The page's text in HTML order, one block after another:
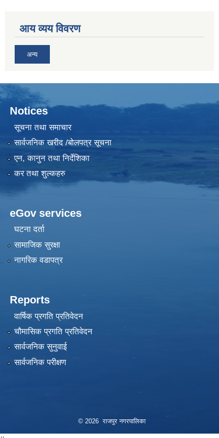
आय व्यय विवरण
अन्य
Notices
सूचना तथा समाचार
सार्वजनिक खरीद /बोलपत्र सूचना
एन, कानुन तथा निर्देशिका
कर तथा शुल्कहरु
eGov services
घटना दर्ता
सामाजिक सुरक्षा
नागरिक वडापत्र
Reports
वार्षिक प्रगति प्रतिवेदन
चौमासिक प्रगति प्रतिवेदन
सार्वजनिक सुनुवाई
सार्वजनिक परीक्षण
© 2026 राजपुर नगरपालिका